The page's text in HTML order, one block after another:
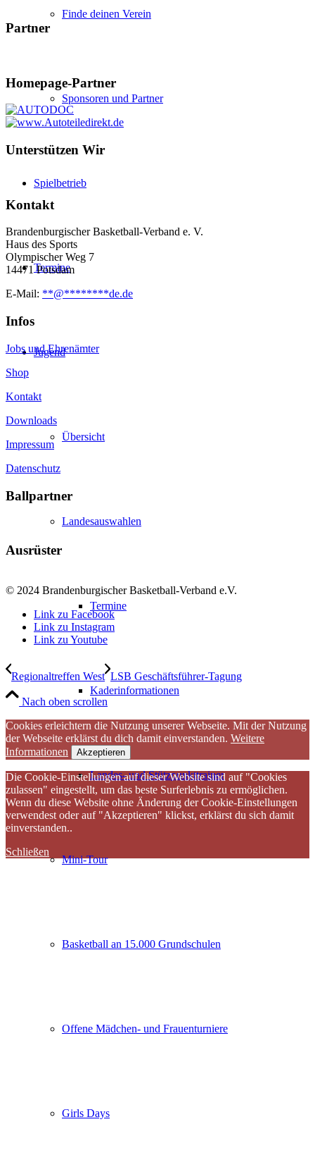
Finde deinen Verein
Sponsoren und Partner
Spielbetrieb
Termine
Jugend
Übersicht
Landesauswahlen
Termine
Kaderinformationen
Landes- und Stützpunkttrainer
Mini-Tour
Basketball an 15.000 Grundschulen
Offene Mädchen- und Frauenturniere
Girls Days
Partner
Homepage-Partner
Unterstützen Wir
Kontakt
Brandenburgischer Basketball-Verband e. V.
Haus des Sports
Olympischer Weg 7
14471 Potsdam
E-Mail: **@********de.de
Infos
Jobs und Ehrenämter
Shop
Kontakt
Downloads
Impressum
Datenschutz
Ballpartner
Ausrüster
© 2024 Brandenburgischer Basketball-Verband e.V.
Link zu Facebook
Link zu Instagram
Link zu Youtube
Regionaltreffen West LSB Geschäftsführer-Tagung
Nach oben scrollen
Cookies erleichtern die Nutzung unserer Webseite. Mit der Nutzung
der Webseite erklärst du dich damit einverstanden. Weitere
Informationen
Akzeptieren
Die Cookie-Einstellungen auf dieser Website sind auf "Cookies
zulassen" eingestellt, um das beste Surferlebnis zu ermöglichen.
Wenn du diese Website ohne Änderung der Cookie-Einstellungen
verwendest oder auf "Akzeptieren" klickst, erklärst du sich damit
einverstanden..
Schließen